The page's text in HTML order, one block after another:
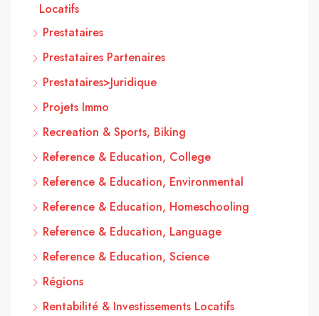
Locatifs
Prestataires
Prestataires Partenaires
Prestataires>Juridique
Projets Immo
Recreation & Sports, Biking
Reference & Education, College
Reference & Education, Environmental
Reference & Education, Homeschooling
Reference & Education, Language
Reference & Education, Science
Régions
Rentabilité & Investissements Locatifs